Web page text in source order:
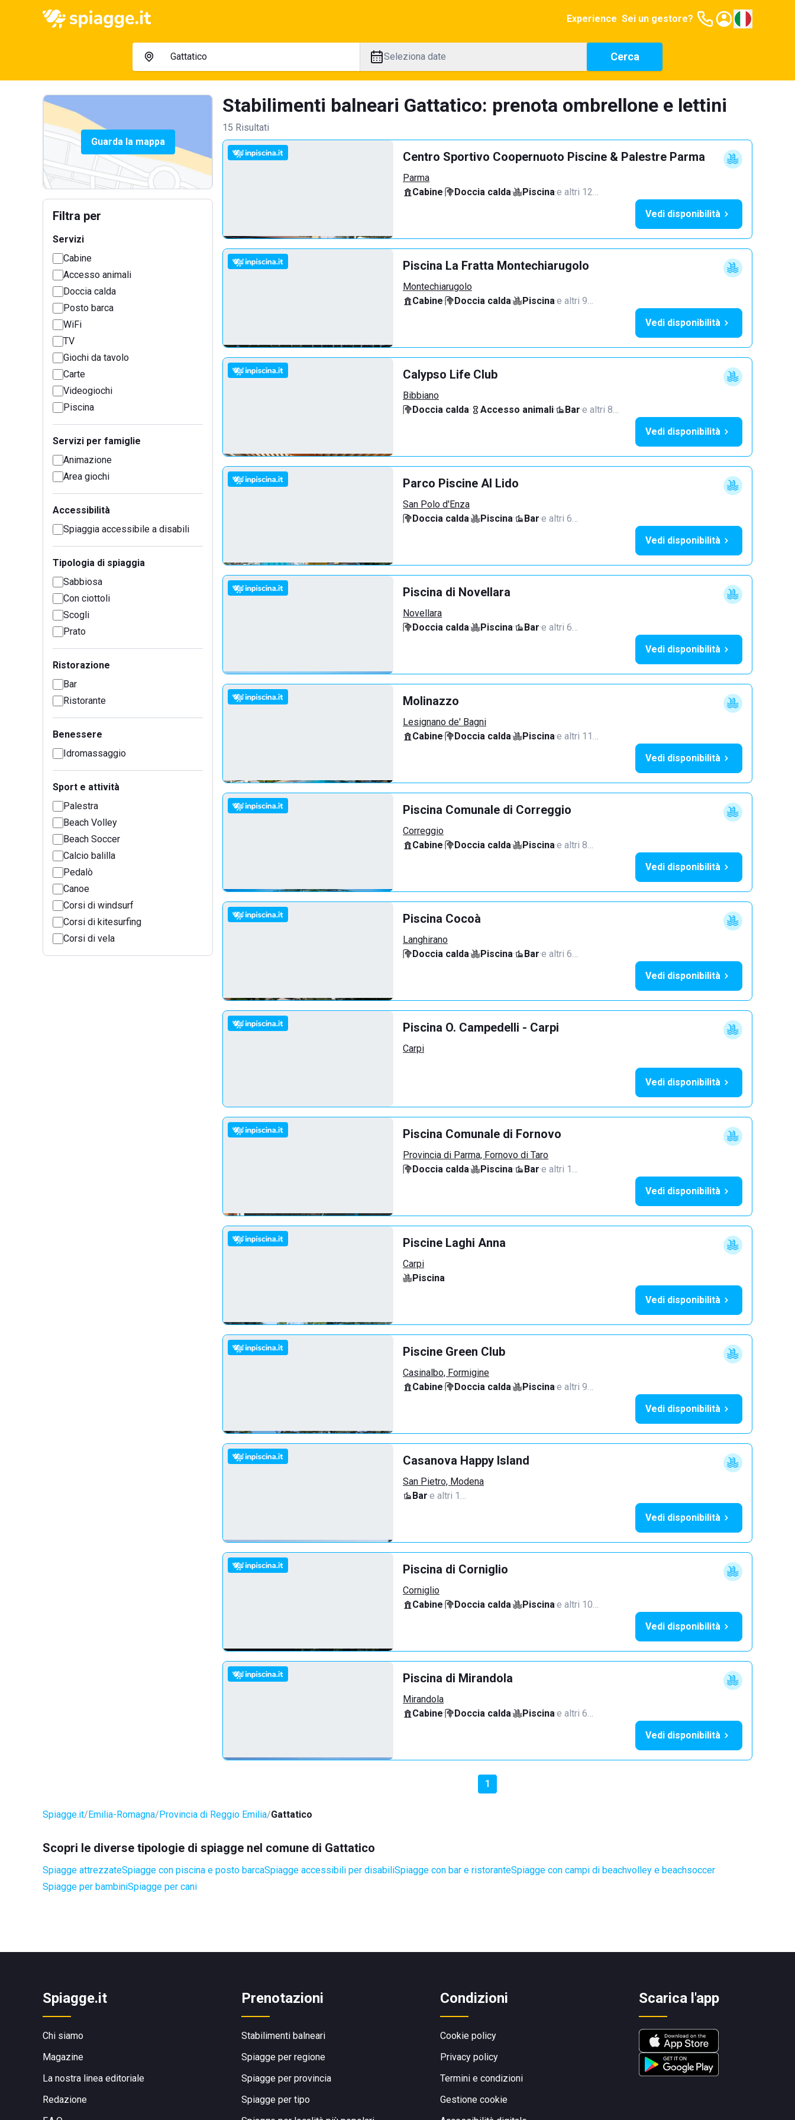
Experience Sei un gestore?
Seleziona date Cerca
Guarda la mappa
Filtra per
Servizi
Cabine
Accesso animali
Doccia calda
Posto barca
WiFi
TV
Giochi da tavolo
Carte
Videogiochi
Piscina
Servizi per famiglie
Animazione
Area giochi
Accessibilità
Spiaggia accessibile a disabili
Tipologia di spiaggia
Sabbiosa
Con ciottoli
Scogli
Prato
Ristorazione
Bar
Ristorante
Benessere
Idromassaggio
Sport e attività
Palestra
Beach Volley
Beach Soccer
Calcio balilla
Pedalò
Canoe
Corsi di windsurf
Corsi di kitesurfing
Corsi di vela
Stabilimenti balneari Gattatico: prenota ombrellone e lettini
15 Risultati
Centro Sportivo Coopernuoto Piscine & Palestre Parma
Parma
Cabine· Doccia calda· Piscina·e altri 12…
Vedi disponibilità
Piscina La Fratta Montechiarugolo
Montechiarugolo
Cabine· Doccia calda· Piscina·e altri 9…
Vedi disponibilità
Calypso Life Club
Bibbiano
Doccia calda· Accesso animali· Bar·e altri 8…
Vedi disponibilità
Parco Piscine Al Lido
San Polo d'Enza
Doccia calda· Piscina· Bar·e altri 6…
Vedi disponibilità
Piscina di Novellara
Novellara
Doccia calda· Piscina· Bar·e altri 6…
Vedi disponibilità
Molinazzo
Lesignano de' Bagni
Cabine· Doccia calda· Piscina·e altri 11…
Vedi disponibilità
Piscina Comunale di Correggio
Correggio
Cabine· Doccia calda· Piscina·e altri 8…
Vedi disponibilità
Piscina Cocoà
Langhirano
Doccia calda· Piscina· Bar·e altri 6…
Vedi disponibilità
Piscina O. Campedelli - Carpi
Carpi
Vedi disponibilità
Piscina Comunale di Fornovo
Provincia di Parma, Fornovo di Taro
Doccia calda· Piscina· Bar·e altri 1…
Vedi disponibilità
Piscine Laghi Anna
Carpi
Piscina
Vedi disponibilità
Piscine Green Club
Casinalbo, Formigine
Cabine· Doccia calda· Piscina·e altri 9…
Vedi disponibilità
Casanova Happy Island
San Pietro, Modena
Bar·e altri 1…
Vedi disponibilità
Piscina di Corniglio
Corniglio
Cabine· Doccia calda· Piscina·e altri 10…
Vedi disponibilità
Piscina di Mirandola
Mirandola
Cabine· Doccia calda· Piscina·e altri 6…
Vedi disponibilità
1
Spiagge.it Emilia-Romagna Provincia di Reggio Emilia Gattatico
Scopri le diverse tipologie di spiagge nel comune di Gattatico
Spiagge attrezzateSpiagge con piscina e posto barcaSpiagge accessibili per disabiliSpiagge con bar e ristoranteSpiagge con campi di beachvolley e beachsoccer
Spiagge per bambiniSpiagge per cani
Spiagge.it
Chi siamo
Magazine
La nostra linea editoriale
Redazione
Prenotazioni
Stabilimenti balneari
Spiagge per regione
Spiagge per provincia
Spiagge per tipo
Condizioni
Cookie policy
Privacy policy
Termini e condizioni
Gestione cookie
Scarica l'app